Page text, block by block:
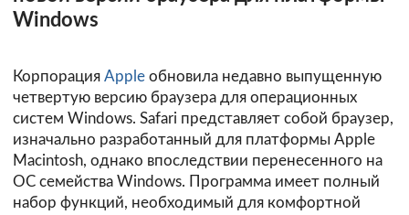
Windows
Корпорация Apple обновила недавно выпущенную
четвертую версию браузера для операционных
систем Windows. Safari представляет собой браузер,
изначально разработанный для платформы Apple
Macintosh, однако впоследствии перенесенного на
ОС семейства Windows. Программа имеет полный
набор функций, необходимый для комфортной